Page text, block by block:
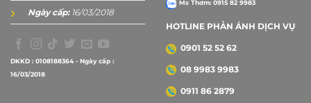
Ngày cấp:16/03/2018
DKKD : 0108188364 - Ngày cấp :
16/03/2018
Ms Thơm: 0915 82 9983
HOTLINE PHẢN ÁNH DỊCH VỤ
0901 52 52 62
08 9983 9983
0911 86 2879